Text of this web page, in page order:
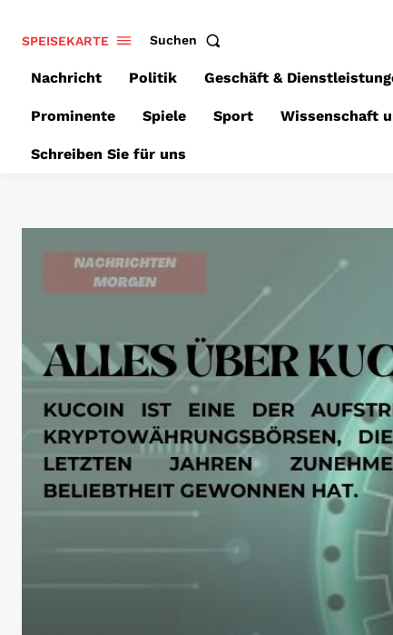
SPEISEKARTE Suchen
Nachricht Politik Geschäft &
Prominente Spiele Sport Wissenschaft
Schreiben Sie für uns